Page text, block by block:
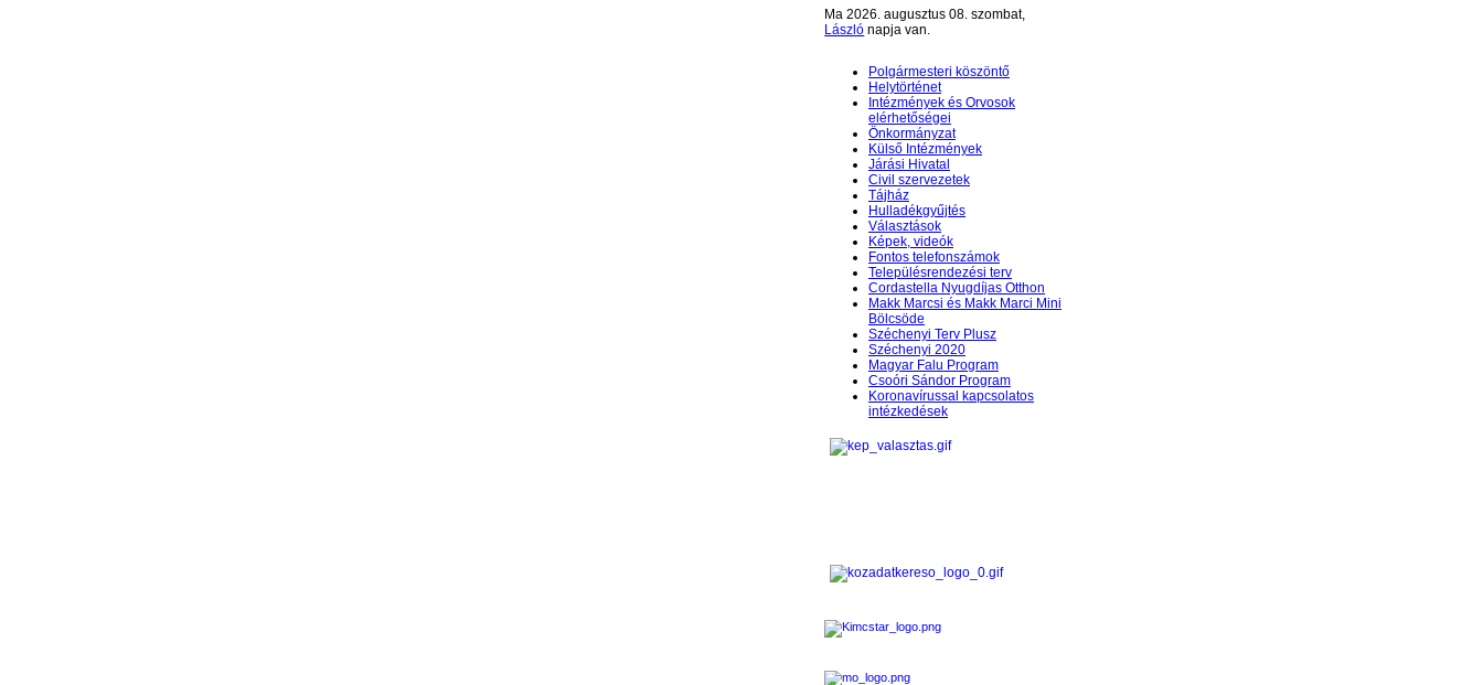
Ma 2026. augusztus 08. szombat,
László napja van.
Polgármesteri köszöntő
Helytörténet
Intézmények és Orvosok
elérhetőségei
Önkormányzat
Külső Intézmények
Járási Hivatal
Civil szervezetek
Tájház
Hulladékgyűjtés
Választások
Képek, videók
Fontos telefonszámok
Településrendezési terv
Cordastella Nyugdíjas Otthon
Makk Marcsi és Makk Marci Mini
Bölcsöde
Széchenyi Terv Plusz
Széchenyi 2020
Magyar Falu Program
Csoóri Sándor Program
Koronavírussal kapcsolatos
intézkedések